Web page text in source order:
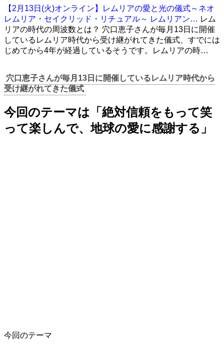
【2月13日(火)オンライン】レムリアの愛と光の儀式～ネオ
レムリア・セイクリッド・リチュアル～ レムリアン… レム
リアの時代の周波数とは？ 穴口恵子さんが毎月13日に開催
しているレムリア時代から受け継がれてきた儀式、すでには
じめてから4年が経過しているそうです。レムリアの時…
穴口恵子さんが毎月13日に開催しているレムリア時代から
受け継がれてきた儀式
今回のテーマは「絶対信頼をもって笑
って楽しんで、地球の愛に感謝する」
今回のテーマ